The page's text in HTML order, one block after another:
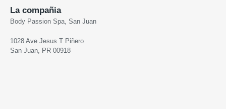
La compañia
Body Passion Spa, San Juan
1028 Ave Jesus T Piñero
San Juan, PR 00918